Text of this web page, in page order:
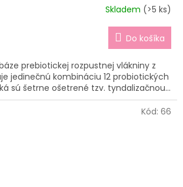
Skladem (>5 ks)
Do košíka
prebiotickej rozpustnej vlákniny z
jedinečnú kombináciu 12 probiotických
sú šetrne ošetrené tzv. tyndalizačnou...
Kód: 66